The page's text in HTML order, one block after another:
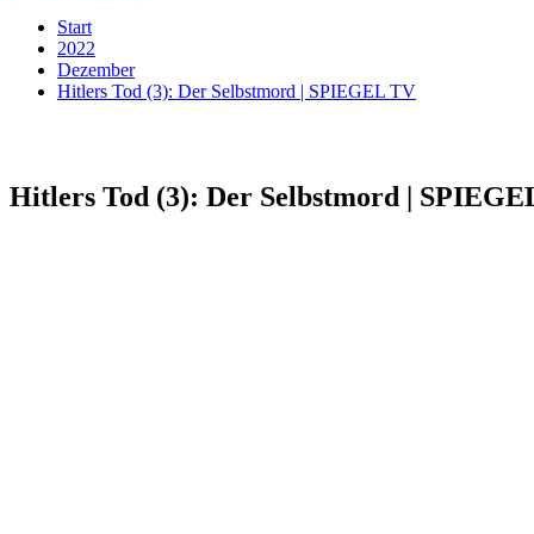
Start
2022
Dezember
Hitlers Tod (3): Der Selbstmord | SPIEGEL TV
Hitlers Tod (3): Der Selbstmord |